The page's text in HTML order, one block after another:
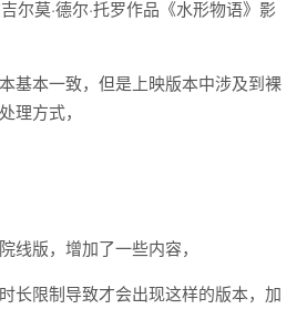
尔莫·德尔·托罗作品《水形物语》影
基本一致，但是上映版本中涉及到裸
理方式，
线版，增加了一些内容，
长限制导致才会出现这样的版本，加